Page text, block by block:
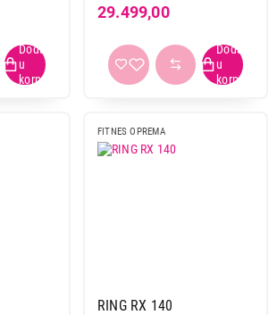
29.499,00
FITNES OPREMA
RING RX 140